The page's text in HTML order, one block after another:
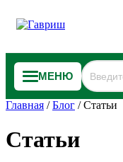
МЕНЮ
Главная /Блог /Статьи
Статьи